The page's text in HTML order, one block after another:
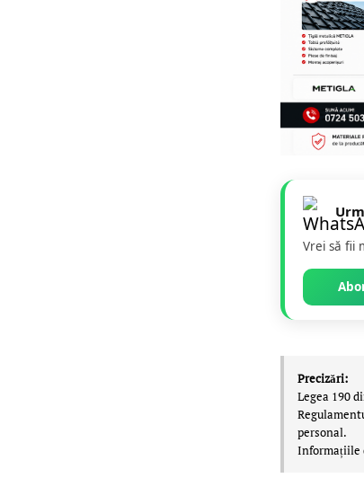
Vrei să fii
Precizări:
Legea 190
personal.
Informațiile